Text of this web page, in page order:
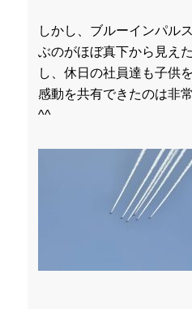
しかし、ブルーインパル
ぶのがほぼ真下から見え
し、休日の社員達も子供
感動を共有できたのは非
^^